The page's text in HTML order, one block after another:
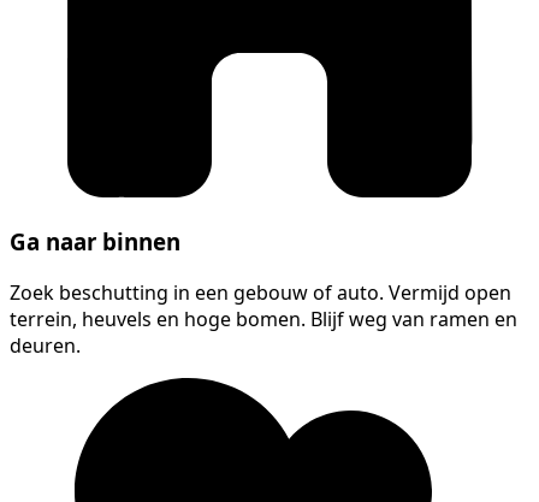
Ga naar binnen
Zoek beschutting in een gebouw of auto. Vermijd open
terrein, heuvels en hoge bomen. Blijf weg van ramen en
deuren.